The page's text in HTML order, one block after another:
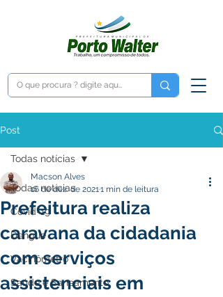
Post
Todas notícias
Covid-19
Dengue
Vacinômetro
Saúde e Saneamento
Todas notícias
Prefeitura realiza
caravana da cidadania
com serviços
assistenciais em
Macson Alves
16 de dez. de 20211 min de leitura